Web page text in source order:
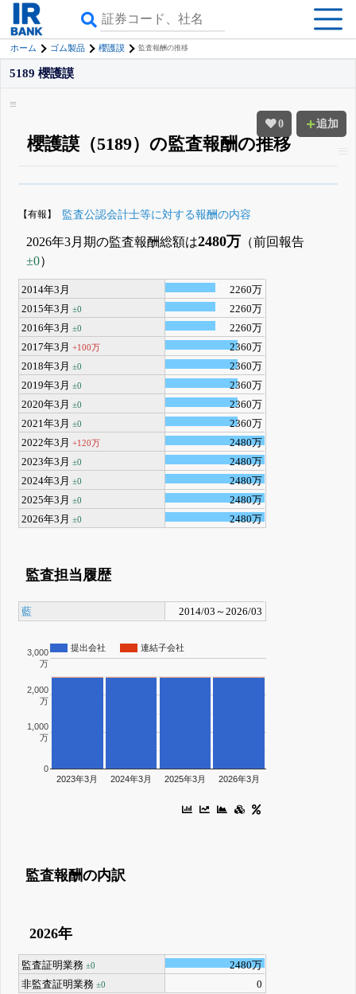
ホーム ゴム製品 櫻護謨 監査報酬の推移
0 追加
5189 櫻護謨
櫻護謨（5189）の監査報酬の推移
詳しく見られる無料でβ版をはじめる
【有報】 監査公認会計士等に対する報酬の内容
2026年3月期の監査報酬総額は2480万 （前回報告
±0）
2014年3月
2260万
2015年3月±0
2260万
2016年3月±0
2260万
2017年3月+100万
2360万
2018年3月±0
2360万
2019年3月±0
2360万
2020年3月±0
2360万
2021年3月±0
2360万
2022年3月+120万
2480万
2023年3月±0
2480万
2024年3月±0
2480万
2025年3月±0
2480万
2026年3月±0 2480万
監査担当履歴
藍 2014/03～2026/03
提出会社 連結子会社
2023年3月 2024年3月 2025年3月 2026年3月
0
1,000
万
2,000
万
3,000
万
監査報酬の内訳
2026年
監査証明業務±0
2480万
非監査証明業務±0 0